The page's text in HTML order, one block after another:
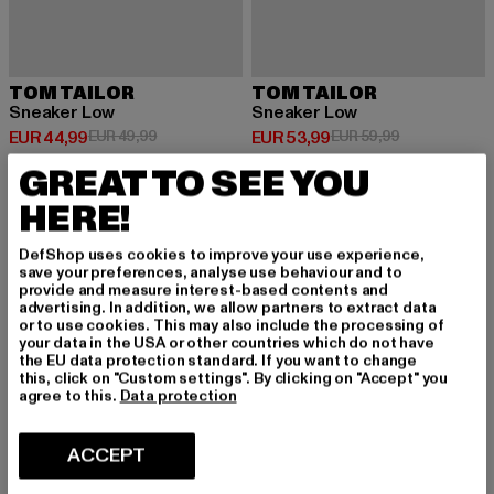
TOM TAILOR
Sneaker Low
EUR 44,99
Huidige prijs: EUR 44,99
EUR 49,99Actieprijs: EUR 49,99
TOM TAILOR
Sneaker Low
EUR 53,99
Huidige prijs: EUR 53,99
EUR 59,99Actieprijs:
-10%
GREAT TO SEE YOU
HERE!
DefShop uses cookies to improve your use experience,
save your preferences, analyse use behaviour and to
provide and measure interest-based contents and
advertising. In addition, we allow partners to extract data
or to use cookies. This may also include the processing of
your data in the USA or other countries which do not have
the EU data protection standard. If you want to change
this, click on "Custom settings". By clicking on "Accept" you
agree to this. Data protection
ACCEPT